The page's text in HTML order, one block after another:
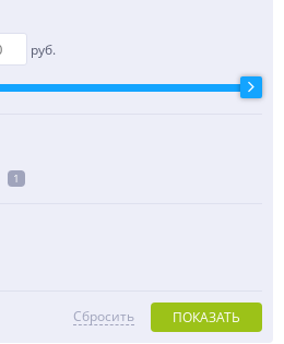
руб.
1
ПОКАЗАТЬ
Сбросить